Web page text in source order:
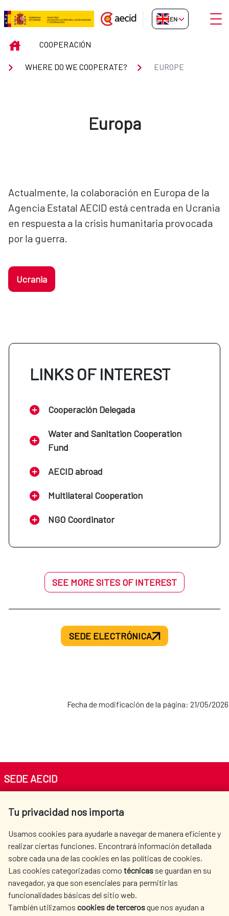
Skip to Main Content
EUROPE
EN-GB
INICIOCOOPERACIÓN
WHERE DO WE COOPERATE? EUROPE
Europa
Actualmente, la colaboración en Europa de la
Agencia Estatal AECID está centrada en Ucrania
en respuesta a la crisis humanitaria provocada
por la guerra.
Ucrania
LINKS OF INTEREST
Cooperación Delegada
Water and Sanitation Cooperation
Fund
AECID abroad
Multilateral Cooperation
NGO Coordinator
SEE MORE SITES OF INTEREST
SEDE ELECTRÓNICA
Fecha de modificación de la página: 21/05/2026
Tu privacidad nos importa
Usamos cookies para ayudarle a navegar de manera eficiente y
realizar ciertas funciones. Encontrará información detallada
sobre cada una de las cookies en las políticas de cookies.
Las cookies categorizadas como técnicas se guardan en su
navegador, ya que son esenciales para permitir las
funcionalidades básicas del sitio web.
También utilizamos cookies de tercerosque nos ayudan a
SEDE AECID
Tel. +34 900 20 30 54​​​​​​​
AECID
WHERE DO WE COOPERATE?
SPANISH HUMANITARIAN
ACTION
PRESS ROOM
CULTURE AND SCIENCE LIBRARY